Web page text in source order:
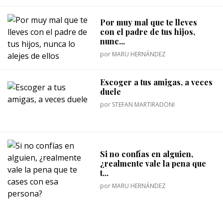
Por muy mal que te lleves
con el padre de tus hijos,
nunc...
por MARU HERNÁNDEZ
Escoger a tus amigas, a veces
duele
por STEFAN MARTIRADONI
Si no confías en alguien,
¿realmente vale la pena que
t...
por MARU HERNÁNDEZ